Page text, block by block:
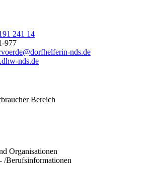
241 14
977
nds.de
nds.de
Bereich
Organisationen
/Berufsinformationen